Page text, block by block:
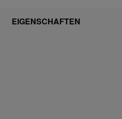
EIGENSCHAFTEN